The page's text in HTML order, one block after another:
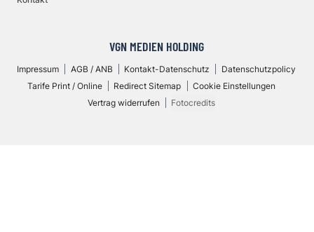
VGN MEDIEN HOLDING
Impressum AGB / ANB Kontakt-Datenschutz
Datenschutzpolicy
Tarife Print / Online
Redirect Sitemap
Cookie Einstellungen
Vertrag widerrufen
Fotocredits